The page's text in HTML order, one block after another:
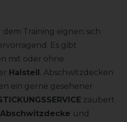
dem Training eignen sich
Es gibt
mit oder ohne
Halsteil. Abschwitzdecken
ein gerne gesehener
zaubert
Abschwitzdecke und